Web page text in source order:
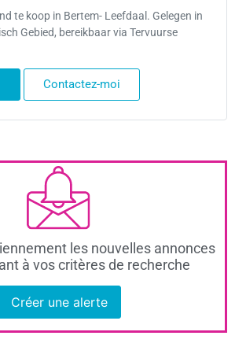
te koop in Bertem- Leefdaal. Gelegen in
Gebied, bereikbaar via Tervuurse
Contactez-moi
les nouvelles annonces
à vos critères de recherche
Créer une alerte